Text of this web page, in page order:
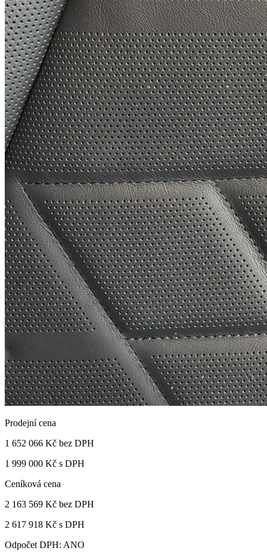
Prodejní cena
1 652 066 Kč bez DPH
1 999 000 Kč s DPH
Ceníková cena
2 163 569 Kč bez DPH
2 617 918 Kč s DPH
Odpočet DPH: ANO